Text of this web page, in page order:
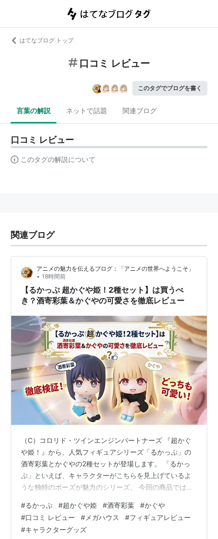
はてなブログ トップ
口コミ レビュー
このタグでブログを書く
言葉の解説 ネットで話題 関連ブログ
口コミ レビュー
このタグの解説について
関連ブログ
アニメの魅力を伝えるブログ：「アニメの世界へようこそ」
• 18時間前
【るかっぷ 超かぐや姫！2種セット】は買うべ
き？酒寄彩葉＆かぐやの可愛さを徹底レビュー
（C）コロリド・ツインエンジンパートナーズ 『超かぐ
や姫！』から、人気フィギュアシリーズ「るかっぷ」の
酒寄彩葉とかぐやの2種セットが登場します。 「るかっ
ぷ」といえば、キャラクターがこちらを見上げているよ
うな独特のポーズが魅力のシリーズ。 今回の商品では、
雰囲気をより楽しめるセットになっています。 この記事
では、「るかっぷ 超かぐや姫！ 2種セットは買うべきな
のか？」について、造形の魅力や口コミ、購入前に気に
#るかっぷ #超かぐや姫 #酒寄彩葉 #かぐや
#口コミ レビュー # メガハウス #フィギュアレビュー
#キャラクターグッズ